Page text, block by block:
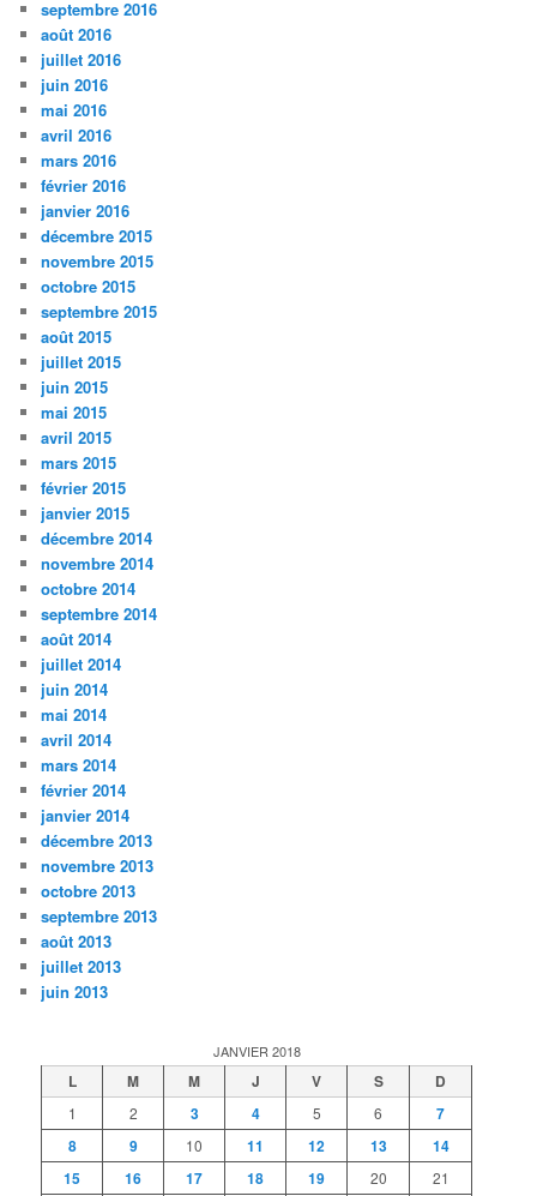
septembre 2016
août 2016
juillet 2016
juin 2016
mai 2016
avril 2016
mars 2016
février 2016
janvier 2016
décembre 2015
novembre 2015
octobre 2015
septembre 2015
août 2015
juillet 2015
juin 2015
mai 2015
avril 2015
mars 2015
février 2015
janvier 2015
décembre 2014
novembre 2014
octobre 2014
septembre 2014
août 2014
juillet 2014
juin 2014
mai 2014
avril 2014
mars 2014
février 2014
janvier 2014
décembre 2013
novembre 2013
octobre 2013
septembre 2013
août 2013
juillet 2013
juin 2013
JANVIER 2018
L M M J V S D
1 2 3 4 5 6
7
8
9 10 11 12 13
14
15
16 17 18 19 20 21